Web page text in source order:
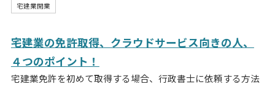
宅建業開業
宅建業の免許取得、クラウドサービス向きの人、
４つのポイント！
宅建業免許を初めて取得する場合、行政書士に依頼する方法